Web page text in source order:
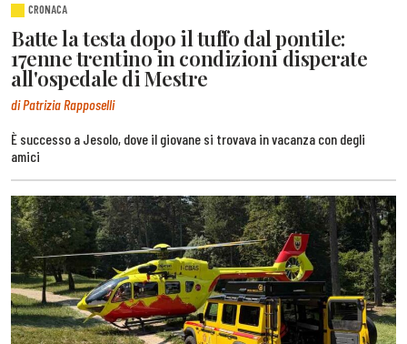
CRONACA
Batte la testa dopo il tuffo dal pontile:
17enne trentino in condizioni disperate
all'ospedale di Mestre
di Patrizia Rapposelli
È successo a Jesolo, dove il giovane si trovava in vacanza con degli
amici